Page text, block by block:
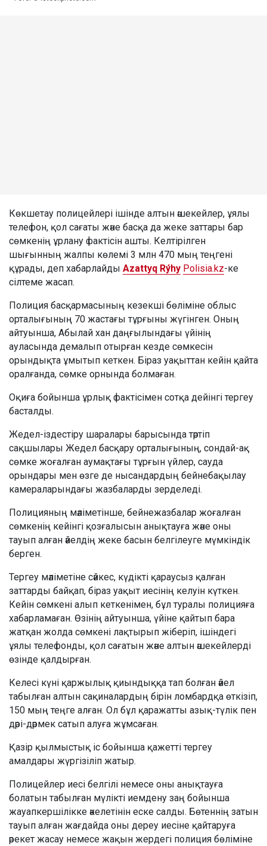
Көкшетау полицейлері ішінде алтын әшекейлер, ұялы
телефон, қол сағаты және басқа да жеке заттары бар
сөмкенің ұрлану фактісін ашты. Келтірілген
шығынның жалпы көлемі 3 млн 470 мың теңгені
құрады, деп хабарлайды Azattyq Rýhy Polisia.kz-ке
сілтеме жасап.
Полиция басқармасының кезекші бөліміне облыс
орталығының 70 жастағы тұрғыны жүгінген. Оның
айтуынша, Абылай хан даңғылындағы үйінің
ауласында демалып отырған кезде сөмкесін
орындықта ұмытып кеткен. Біраз уақыттан кейін қайта
оралғанда, сөмке орнында болмаған.
Оқиға бойынша ұрлық фактісімен сотқа дейінгі тергеу
басталды.
Жедел-іздестіру шаралары барысында тәртіп
сақшылары Жедел басқару орталығының, сондай-ақ
сөмке жоғалған аумақтағы тұрғын үйлер, сауда
орындары мен өзге де нысандардың бейнебақылау
камераларындағы жазбаларды зерделеді.
Полицияның мәліметінше, бейнежазбалар жоғалған
сөмкенің кейінгі қозғалысын анықтауға және оны
тауып алған әйелдің жеке басын белгілеуге мүмкіндік
берген.
Тергеу мәліметіне сәйкес, күдікті қараусыз қалған
заттарды байқап, біраз уақыт иесінің келуін күткен.
Кейін сөмкені алып кеткенімен, бұл туралы полицияға
хабарламаған. Өзінің айтуынша, үйіне қайтып бара
жатқан жолда сөмкені лақтырып жіберіп, ішіндегі
ұялы телефонды, қол сағатын және алтын әшекейлерді
өзінде қалдырған.
Келесі күні қаржылық қиындыққа тап болған әйел
табылған алтын сақиналардың бірін ломбардқа өткізіп,
150 мың теңге алған. Ол бұл қаражатты азық-түлік пен
дәрі-дәрмек сатып алуға жұмсаған.
Қазір қылмыстық іс бойынша қажетті тергеу
амалдары жүргізіліп жатыр.
Полицейлер иесі белгілі немесе оны анықтауға
болатын табылған мүлікті иемдену заң бойынша
жауапкершілікке әкелетінін еске салды. Бөтеннің затын
тауып алған жағдайда оны дереу иесіне қайтаруға
әрекет жасау немесе жақын жердегі полиция бөліміне